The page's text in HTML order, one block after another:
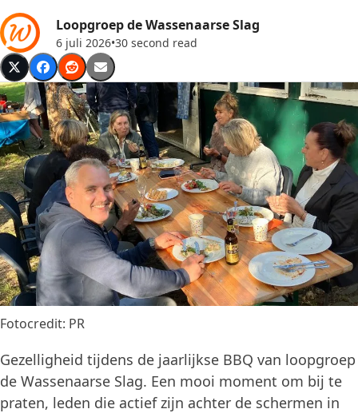
Loopgroep de Wassenaarse Slag
6 juli 2026•30 second read
Fotocredit: PR
Gezelligheid tijdens de jaarlijkse BBQ van loopgroep
de Wassenaarse Slag. Een mooi moment om bij te
praten, leden die actief zijn achter de schermen in